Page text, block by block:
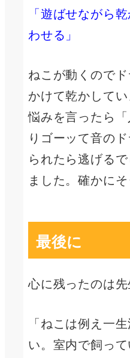
「遊ばせながら
わせる」
ねこが動くので
かけて乾かして
悩みを言ったら
りゴーッて音の
られたら逃げる
ました。確かにそ
最後に
心に残ったのは先
「ねこは例え一
い。室内で飼っ